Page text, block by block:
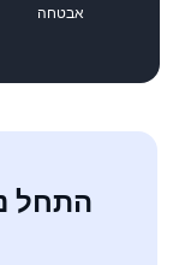
אבטחה
התחל